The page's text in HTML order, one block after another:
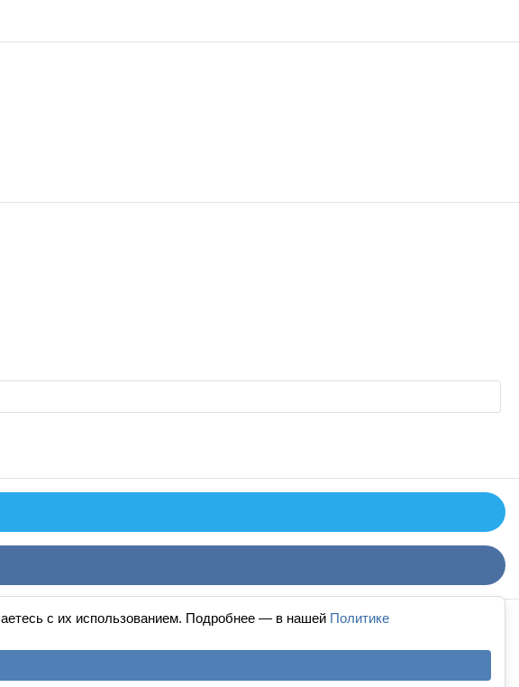
с их использованием. Подробнее — в нашей Политике
© 2026
версия · Новый дизайн